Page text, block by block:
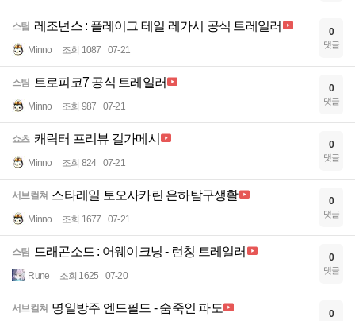
스팀 레조넌스 : 플레이그 테일 레가시 공식 트레일러
Minno 조회 1087 07-21
0
댓글
스팀 트로피코7 공식 트레일러
Minno 조회 987 07-21
0
댓글
쇼츠 캐릭터 프리뷰 길가메시
Minno 조회 824 07-21
0
댓글
서브컬쳐 스타레일 토오사카린 은하탐구생활
Minno 조회 1677 07-21
0
댓글
스팀 드래곤소드 : 어웨이크닝 - 런칭 트레일러
Rune 조회 1625 07-20
0
댓글
서브컬쳐 명일방주 엔드필드 - 숨죽인 파도 0